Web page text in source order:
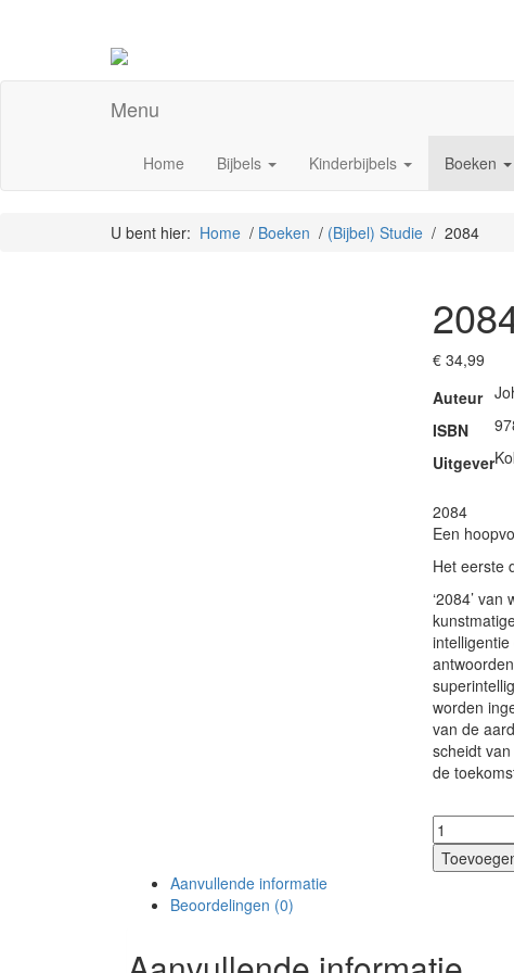
Menu
Home Bijbels Kinderbijbels Boeken
U bent hier: Home / Boeken / (Bijbel) Studie / 2084
€ 34,99
Auteur
ISBN
Uitgever
2084
Een
Het eerste
‘2084’
worden
van de
scheidt
de
2084
aantal
Aanvullende informatie
Beoordelingen (0)